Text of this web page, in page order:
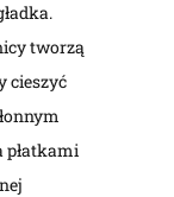
tworzą
cieszyć
płatkami